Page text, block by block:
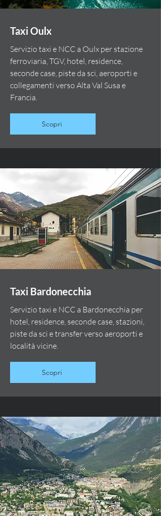
Taxi Oulx
Servizio taxi e NCC a Oulx per stazione
ferroviaria, TGV, hotel, residence,
seconde case, piste da sci, aeroporti e
collegamenti verso Alta Val Susa e
Francia.
Scopri
Taxi Bardonecchia
Servizio taxi e NCC a Bardonecchia per
hotel, residence, seconde case, stazioni,
piste da sci e transfer verso aeroporti e
località vicine.
Scopri